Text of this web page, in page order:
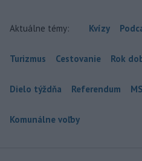
Aktuálne témy: Kvízy
Turizmus Cestovanie Rok
Dielo týždňa Referendum
Komunálne voľby